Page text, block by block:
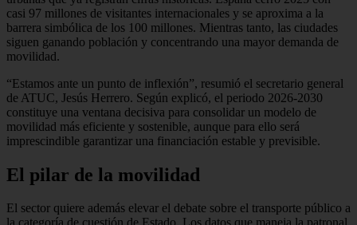
casi 97 millones de visitantes internacionales y se aproxima a la
barrera simbólica de los 100 millones. Mientras tanto, las ciudades
siguen ganando población y concentrando una mayor demanda de
movilidad.
“Estamos ante un punto de inflexión”, resumió el secretario general
de ATUC, Jesús Herrero. Según explicó, el periodo 2026-2030
constituye una ventana decisiva para consolidar un modelo de
movilidad más eficiente y sostenible, aunque para ello será
imprescindible garantizar una financiación estable y previsible.
El pilar de la movilidad
El sector quiere además elevar el debate sobre el transporte público a